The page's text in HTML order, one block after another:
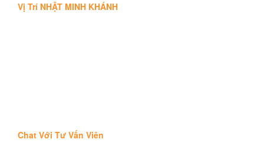
Vị Trí NHẬT MINH KHÁNH
Chat Với Tư Vấn Viên